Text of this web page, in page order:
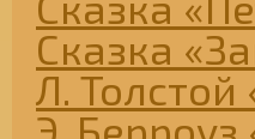
Сказка
Л.